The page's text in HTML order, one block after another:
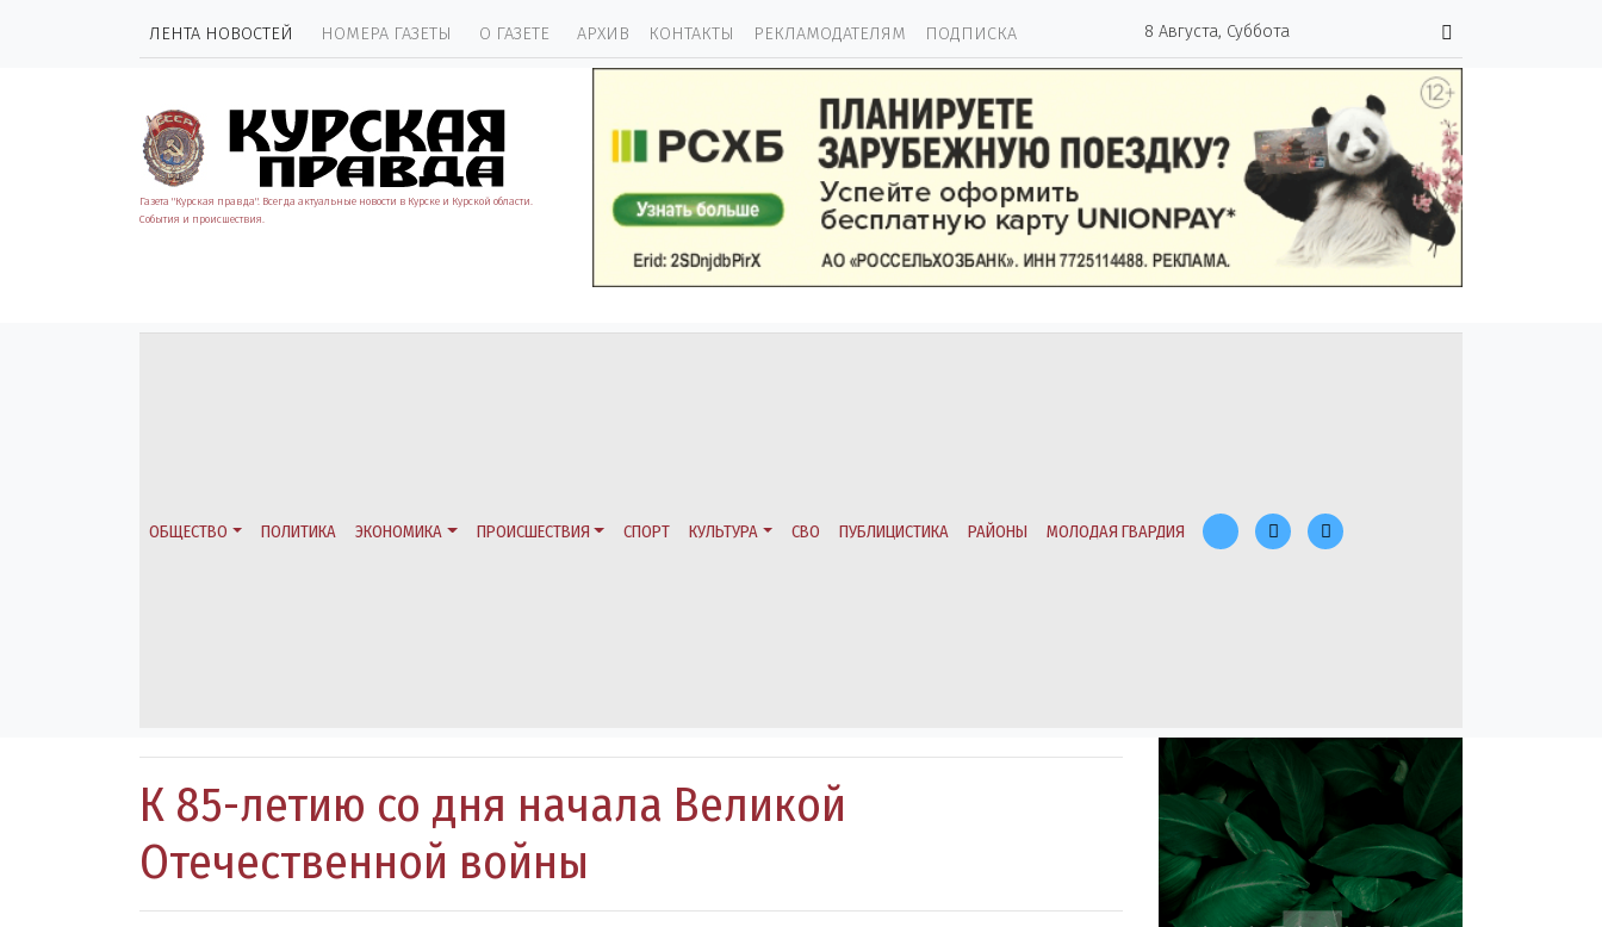
ЛЕНТА НОВОСТЕЙ НОМЕРА ГАЗЕТЫ О ГАЗЕТЕ АРХИВ КОНТАКТЫ РЕКЛАМОДАТЕЛЯМ ПОДПИСКА 8 Августа, Суббота
Газета "Курская правда". Всегда актуальные новости в Курске и Курской области.
События и происшествия.
ОБЩЕСТВО ПОЛИТИКА ЭКОНОМИКА ПРОИСШЕСТВИЯ СПОРТ КУЛЬТУРА СВО ПУБЛИЦИСТИКА РАЙОНЫ МОЛОДАЯ ГВАРДИЯ
К 85-летию со дня начала Великой
Отечественной войны